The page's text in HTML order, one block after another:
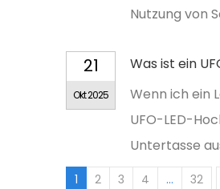
Nutzung von
21
Okt 2025
Was ist ein
Wenn ich ein
UFO-LED-
Untertasse
1 2 3 4 ... 32